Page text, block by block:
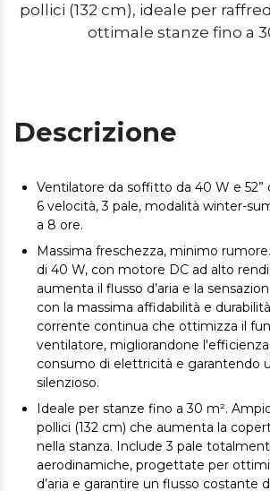
pollici (132 cm), ideale per
ottimale stanze fino a
Descrizione
Ventilatore da soffitto da 40 W e
6 velocità, 3 pale, modalità winter-
a 8 ore.
Massima freschezza, minimo
di 40 W, con motore DC ad alto
aumenta il flusso d’aria e la
con la massima affidabilità e
corrente continua che ottimizza il
ventilatore, migliorandone
consumo di elettricità e garantendo
silenzioso.
Ideale per stanze fino a 30 m².
pollici (132 cm) che aumenta la
nella stanza. Include 3 pale
aerodinamiche, progettate per
d’aria e garantire un flusso costante